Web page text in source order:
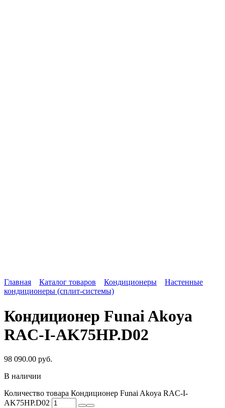
Главная Каталог товаров Кондиционеры
Настенные
кондиционеры (сплит-системы)
Кондиционер Funai Akoya
RAC-I-AK75HP.D02
98 090.00 руб.
В наличии
Количество товара Кондиционер Funai Akoya RAC-I-
AK75HP.D02